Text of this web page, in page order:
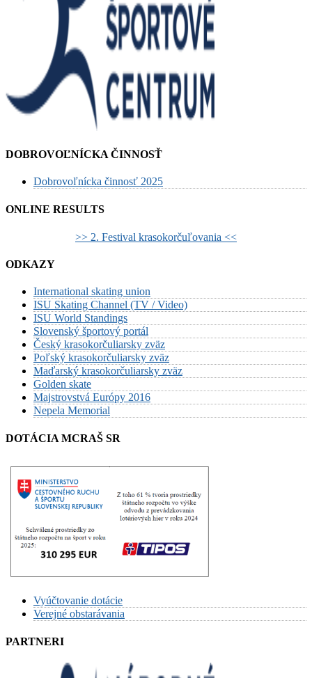
DOBROVOĽNÍCKA ČINNOSŤ
Dobrovoľnícka činnosť 2025
ONLINE RESULTS
>> 2. Festival krasokorčuľovania <<
ODKAZY
International skating union
ISU Skating Channel (TV / Video)
ISU World Standings
Slovenský športový portál
Český krasokorčuliarsky zväz
Poľský krasokorčuliarsky zväz
Maďarský krasokorčuliarsky zväz
Golden skate
Majstrovstvá Európy 2016
Nepela Memorial
DOTÁCIA MCRAŠ SR
Vyúčtovanie dotácie
Verejné obstarávania
PARTNERI